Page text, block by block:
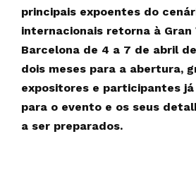
principais expoentes do
internacionais retorna à Gran
Barcelona de 4 a 7 de abril
dois meses para a abertura,
expositores e participantes
para o evento e os seus
a ser preparados.